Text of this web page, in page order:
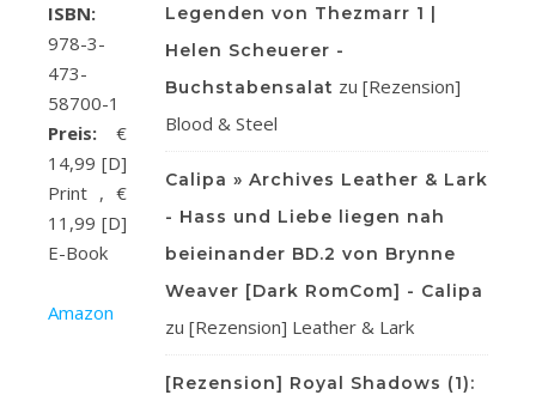
ISBN:
978-3-
473-
58700-1
Preis: €
14,99 [D]
Print , €
11,99 [D]
E-Book
Amazon
Legenden von Thezmarr 1 |
Helen Scheuerer -
Buchstabensalat zu [Rezension]
Blood & Steel
Calipa » Archives Leather & Lark
- Hass und Liebe liegen nah
beieinander BD.2 von Brynne
Weaver [Dark RomCom] - Calipa
zu [Rezension] Leather & Lark
[Rezension] Royal Shadows (1):